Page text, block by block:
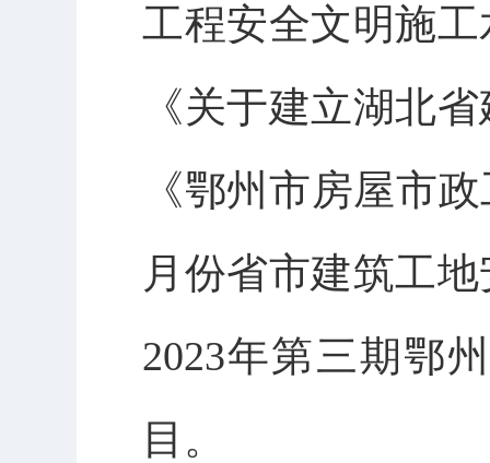
工程安全文明施
《关于建立湖北
《鄂州市房屋市
月份省市建筑工
2023年第三期鄂
目。